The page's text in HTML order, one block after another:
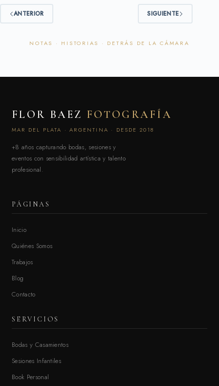
ANTERIOR SIGUIENTE
FLOR BAEZ FOTOGRAFÍA
MAR DEL PLATA · ARGENTINA · DESDE 2018
+8 años capturando bodas, sesiones y
eventos con sensibilidad artística y talento
profesional.
PÁGINAS
Inicio
Quiénes Somos
Trabajos
Blog
Contacto
SERVICIOS
Bodas y Casamientos
Sesiones Infantiles
Book Personal